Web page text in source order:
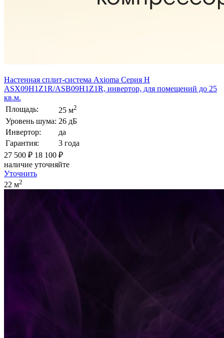
Настенная сплит-система Axioma Серия H
ASX09H1Z1R/ASB09H1Z1R, инвертор, для помещений до 25
кв.м.
Площадь:
25 м2
Уровень шума: 26 дБ
Инвертор:
да
Гарантия:
3 года
27 500 ₽ 18 100 ₽
наличие уточняйте
Уточнить
22 м2